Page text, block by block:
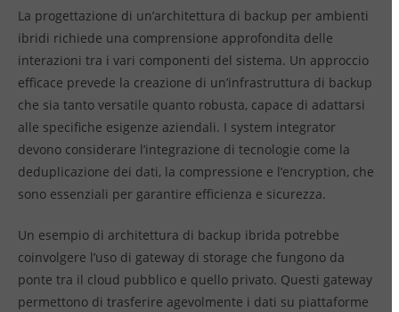
La progettazione di un’architettura di backup per ambienti
ibridi richiede una comprensione approfondita delle
interazioni tra i vari componenti del sistema. Un approccio
efficace prevede la creazione di un’infrastruttura di backup
che sia tanto versatile quanto robusta, capace di adattarsi
alle specifiche esigenze aziendali. I system integrator
devono considerare l’integrazione di tecnologie come la
deduplicazione dei dati, la compressione e l’encryption, che
sono essenziali per garantire efficienza e sicurezza.
Un esempio di architettura di backup ibrida potrebbe
coinvolgere l’uso di gateway di storage che fungono da
ponte tra il cloud pubblico e quello privato. Questi gateway
permettono di trasferire agevolmente i dati su piattaforme